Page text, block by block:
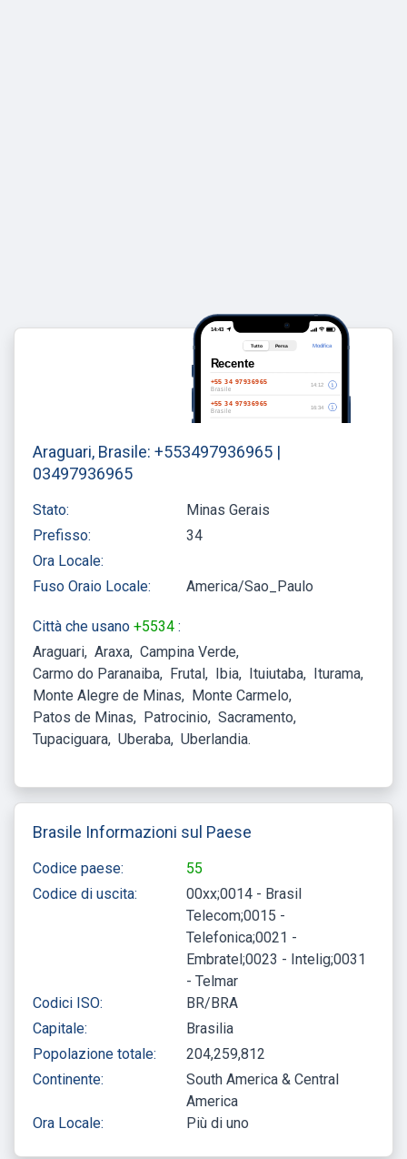
Araguari, Brasile: +553497936965 |
03497936965
Stato:
Minas Gerais
Prefisso:
34
Ora Locale:
Fuso Oraio Locale:
America/Sao_Paulo
Città che usano +5534 :
Araguari Araxa Campina Verde
Carmo do Paranaiba
Frutal Ibia Ituiutaba
Iturama
Monte Alegre de Minas
Monte Carmelo
Patos de Minas
Patrocinio
Sacramento
Tupaciguara Uberaba Uberlandia
Brasile Informazioni sul Paese
Codice paese:
55
Codice di uscita:
00xx;0014 - Brasil
Telecom;0015 -
Telefonica;0021 -
Embratel;0023 - Intelig;0031
- Telmar
Codici ISO:
BR/BRA
Capitale:
Brasilia
Popolazione totale:
204,259,812
Continente:
South America & Central
America
Ora Locale:
Più di uno